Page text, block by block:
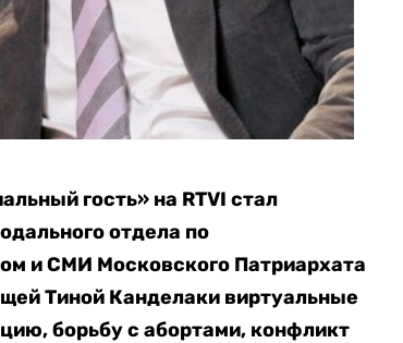
гость» на RTVI стал
отдела по
и СМИ Московского Патриархата
Тиной Канделаки виртуальные
борьбу с абортами, конфликт